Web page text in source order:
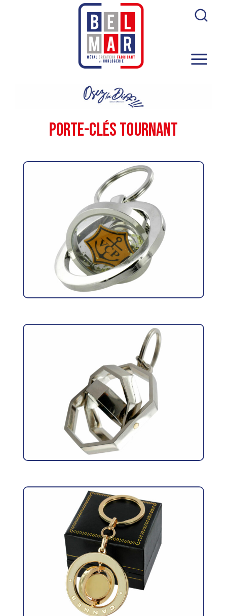
Porte-clés Tournant